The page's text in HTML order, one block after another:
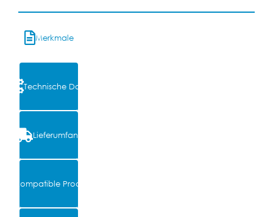
Merkmale
Technische Daten
Lieferumfang
Kompatible Produkte